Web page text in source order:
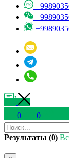
0 0
Результаты (0)